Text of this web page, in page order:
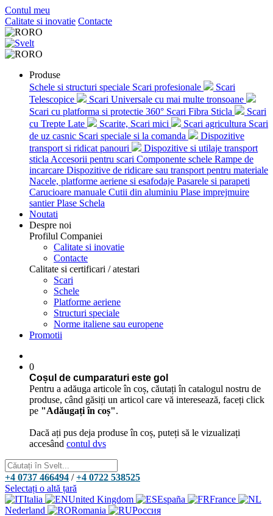
Contul meu
Calitate si inovatie Contacte
RO
RO
Produse
Schele si structuri speciale Scari profesionale
Scari
Telescopice
Scari Universale cu mai multe tronsoane
Scari cu platforma si protectie 360° Scari Fibra Sticla
Scari
cu Trepte Late
Scarite, Scari mici Scari agricultura Scari
de uz casnic Scari speciale si la comanda
Dispozitive
transport si ridicat panouri
Dispozitive si utilaje transport
sticla Accesorii pentru scari Componente schele Rampe de
incarcare Dispozitive de ridicare sau transport pentru materiale
Nacele, platforme aeriene si esafodaje Pasarele si parapeti
Carucioare manuale Cutii din aluminiu Plase imprejmuire
santier Plase Schela
Noutati
Despre noi
Profilul Companiei
Calitate si inovatie
Contacte
Calitate si certificari / atestari
Scari
Schele
Platforme aeriene
Structuri speciale
Norme italiene sau europene
Promotii
0
Coșul de cumparaturi este gol
Pentru a adăuga articole în coș, căutați în catalogul nostru de
produse, când găsiți un articol care vă interesează, faceți click
pe "Adăugați în coș".
Dacă ați pus deja produse în coș, puteți să le vizualizați
accesând contul dvs
+4 0737 466494 /+4 0722 538525
Selectați o altă țară
Italia
United Kingdom España
France
Nederland
Romania Россия